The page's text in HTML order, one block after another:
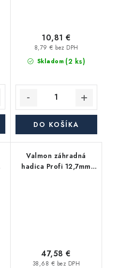
Skladom (2 ks)
8,79 € bez DPH
10,81 €
DO KOŠÍKA
Valmon záhradná
hadica Profi 12,7mm
38,68 € bez DPH
47,58 €